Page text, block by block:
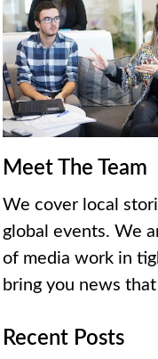
Meet The Team
We cover local
global events. We
of media work in
bring you news
Recent Posts